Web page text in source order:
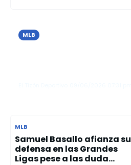
MLB
MLB
Samuel Basallo afianza su
defensa en las Grandes
Ligas pese a las duda...